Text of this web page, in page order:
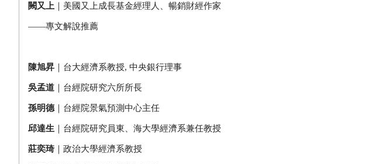
闕又上 ｜美國又上成長基金經理人、暢銷財經作家
——專文解說推薦
陳旭昇 ｜台大經濟系教授, 中央銀行理事
吳孟道 ｜台經院研究六所所長
孫明德 ｜台經院景氣預測中心主任
邱達生 ｜台經院研究員東、海大學經濟系兼任教授
莊奕琦｜政治大學經濟系教授